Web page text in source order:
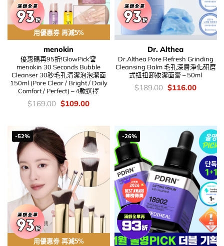
用優惠劵 再減5%
menokin
優惠碼再95折!GlowPick🏆
menokin 30 Seconds Bubble
Cleanser 30秒毛孔清潔泡泡潔面
150ml (Pore Clear / Bright / Daily
Comfort / Perfect) – 4款選擇
價
錢：
$169.00 Original
price
$109.00Current
$109.00.
Dr. Althea
Dr.Althea Pore Refresh Grinding
Cleansing Balm 毛孔深層淨化研磨
式扭扭卸妝潔面膏 – 50ml
價
錢：
$189.00 Original
price
$116.00Current
-52%
用優惠劵 再減5%
-26%